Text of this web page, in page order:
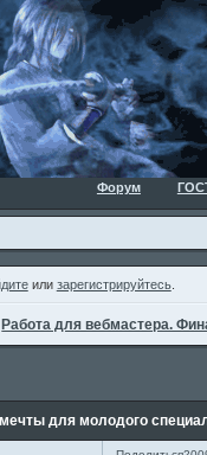
Форум
или зарегистрируйтесь.
Работа для вебмастера.
для молодого